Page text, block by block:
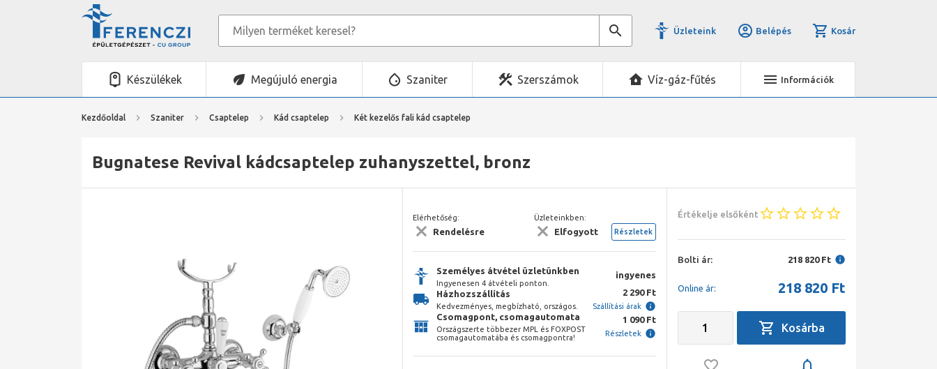
Üzleteink Belépés Kosár
Készülékek Megújuló energia Szaniter Szerszámok Víz-gáz-fűtés Információk
Kezdőoldal Szaniter Csaptelep Kád csaptelep Két kezelős fali kád csaptelep
Bugnatese Revival kádcsaptelep zuhanyszettel, bronz
Elérhetőség:
Rendelésre
Üzleteinkben:
Elfogyott Részletek
Személyes átvétel üzletünkben
Ingyenesen 4 átvételi ponton.
ingyenes
Házhozszállítás
Kedvezményes, megbízható, országos.
2 290 Ft
Szállítási árak
Csomagpont, csomagautomata
Országszerte többezer MPL és FOXPOST
csomagautomatába és csomagpontra!
1 090 Ft
Részletek
Értékelje elsőként
Bolti ár: 218 820 Ft
Online ár: 218 820 Ft